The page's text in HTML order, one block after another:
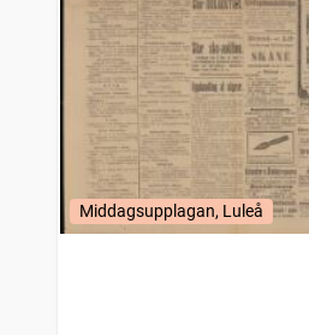
Middagsupplagan, Luleå